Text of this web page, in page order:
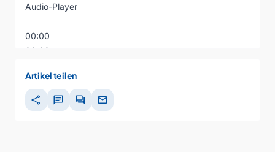
Audio-Player
00:00
00:00
Artikel teilen
share chat forum mail